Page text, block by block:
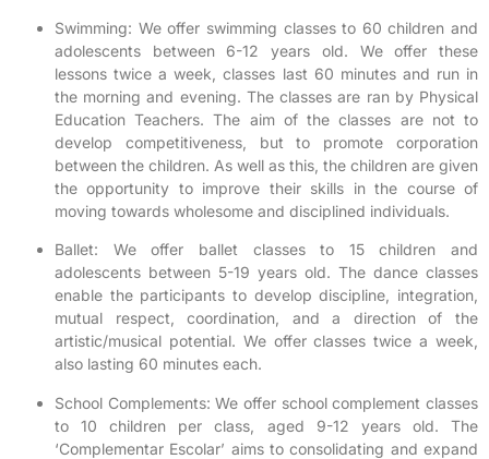
Swimming: We offer swimming classes to 60 children and
adolescents between 6-12 years old. We offer these
lessons twice a week, classes last 60 minutes and run in
the morning and evening. The classes are ran by Physical
Education Teachers. The aim of the classes are not to
develop competitiveness, but to promote corporation
between the children. As well as this, the children are given
the opportunity to improve their skills in the course of
moving towards wholesome and disciplined individuals.
Ballet: We offer ballet classes to 15 children and
adolescents between 5-19 years old. The dance classes
enable the participants to develop discipline, integration,
mutual respect, coordination, and a direction of the
artistic/musical potential. We offer classes twice a week,
also lasting 60 minutes each.
School Complements: We offer school complement classes
to 10 children per class, aged 9-12 years old. The
‘Complementar Escolar’ aims to consolidating and expand